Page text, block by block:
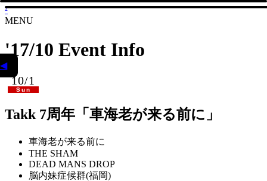
²
MENU
◀
'17/10 Event Info
10/1
Sun
Takk 7周年「車海老が来る前に」
車海老が来る前に
THE SHAM
DEAD MANS DROP
脳内妹症候群(福岡)